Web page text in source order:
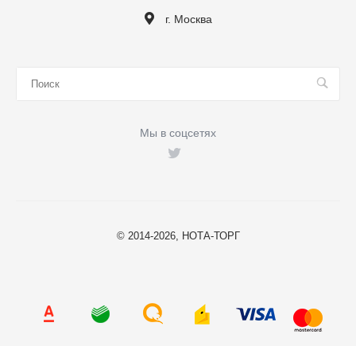
г. Москва
Мы в соцсетях
© 2014-2026, НОТА-ТОРГ